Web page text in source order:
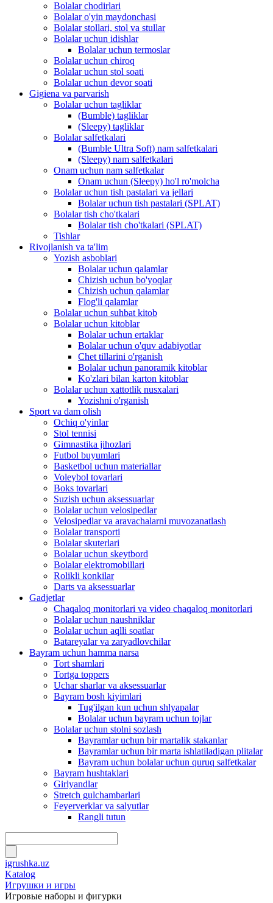
Bolalar chodirlari
Bolalar o'yin maydonchasi
Bolalar stollari, stol va stullar
Bolalar uchun idishlar
Bolalar uchun termoslar
Bolalar uchun chiroq
Bolalar uchun stol soati
Bolalar uchun devor soati
Gigiena va parvarish
Bolalar uchun tagliklar
(Bumble) tagliklar
(Sleepy) tagliklar
Bolalar salfetkalari
(Bumble Ultra Soft) nam salfetkalari
(Sleepy) nam salfetkalari
Onam uchun nam salfetkalar
Onam uchun (Sleepy) ho'l ro'molcha
Bolalar uchun tish pastalari va jellari
Bolalar uchun tish pastalari (SPLAT)
Bolalar tish cho'tkalari
Bolalar tish cho'tkalari (SPLAT)
Tishlar
Rivojlanish va ta'lim
Yozish asboblari
Bolalar uchun qalamlar
Chizish uchun bo'yoqlar
Chizish uchun qalamlar
Flog'li qalamlar
Bolalar uchun suhbat kitob
Bolalar uchun kitoblar
Bolalar uchun ertaklar
Bolalar uchun o'quv adabiyotlar
Chet tillarini o'rganish
Bolalar uchun panoramik kitoblar
Ko'zlari bilan karton kitoblar
Bolalar uchun xattotlik nusxalari
Yozishni o'rganish
Sport va dam olish
Ochiq o'yinlar
Stol tennisi
Gimnastika jihozlari
Futbol buyumlari
Basketbol uchun materiallar
Voleybol tovarlari
Boks tovarlari
Suzish uchun aksessuarlar
Bolalar uchun velosipedlar
Velosipedlar va aravachalarni muvozanatlash
Bolalar transporti
Bolalar skuterlari
Bolalar uchun skeytbord
Bolalar elektromobillari
Rolikli konkilar
Darts va aksessuarlar
Gadjetlar
Chaqaloq monitorlari va video chaqaloq monitorlari
Bolalar uchun naushniklar
Bolalar uchun aqlli soatlar
Batareyalar va zaryadlovchilar
Bayram uchun hamma narsa
Tort shamlari
Tortga toppers
Uchar sharlar va aksessuarlar
Bayram bosh kiyimlari
Tug'ilgan kun uchun shlyapalar
Bolalar uchun bayram uchun tojlar
Bolalar uchun stolni sozlash
Bayramlar uchun bir martalik stakanlar
Bayramlar uchun bir marta ishlatiladigan plitalar
Bayram uchun bolalar uchun quruq salfetkalar
Bayram hushtaklari
Girlyandlar
Stretch gulchambarlari
Feyerverklar va salyutlar
Rangli tutun
igrushka.uz
Katalog
Игрушки и игры
Игровые наборы и фигурки